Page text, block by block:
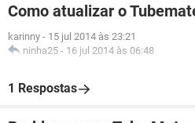
Como atualizar o
karinny - 15 jul 2014 às 23:21
ninha25 - 16 jul 2014 às 06:48
1 Respostas